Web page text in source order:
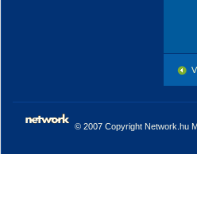
© 2007 Copyright Network.hu